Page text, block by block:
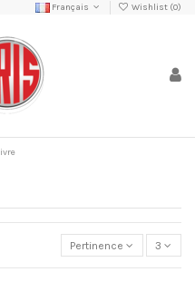
Français Wishlist (0)
Pertinence 3